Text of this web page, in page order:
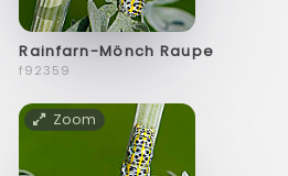
Rainfarn-Mönch Raupe
f92359
Zoom